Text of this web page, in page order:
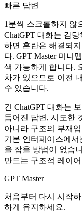
빠른 답변
1분씩 스크롤하지 않
ChatGPT 대화는 감
하면 혼란은 해결되
다. GPT Master 미니
색 가능하게 합니다.
차가 있으므로 이전
수 있습니다.
긴 ChatGPT 대화는
듬어진 답변, 시도한
아니라 구조의 부재
기본 인터페이스에
을 잡을 방법이 없습
만드는 구조적 레이
GPT Master
처음부터 다시 시작
하게 유지하세요.